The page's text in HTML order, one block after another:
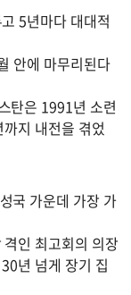
5년마다 대대적
안에 마무리된다
탄은 1991년 소련
지 내전을 겪었
국 가운데 가장 가
인 최고회의 의장
년 넘게 장기 집